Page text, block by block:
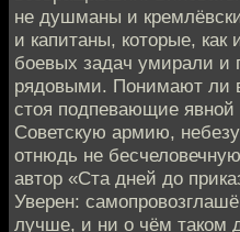
не душманы и
и капитаны, которые, как
боевых задач умирали и
рядовыми. Понимают ли
стоя подпевающие
Советскую армию,
отнюдь не
автор «Ста дней до
Уверен:
лучше, и ни о чём таком